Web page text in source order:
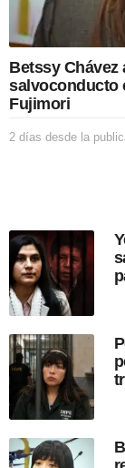
Betssy Chávez
salvoconducto
Fujimori
2 días desde la